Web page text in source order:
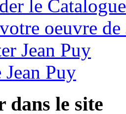
le
oeuvre de
Jean Puy
Puy
dans le site